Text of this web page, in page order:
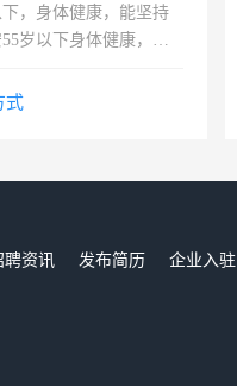
，身体健康，能坚持
岁以下身体健康，有
以下高中以上文化，
式
聘资讯 发布简历 企业入驻